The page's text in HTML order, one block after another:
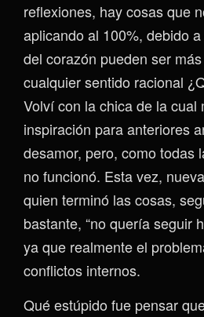
reflexiones, hay cosas que
aplicando al 100%, debido
del corazón pueden ser
cualquier sentido racional
Volví con la chica de la cual
inspiración para anteriores
desamor, pero, como todas
no funcionó. Esta vez,
quien terminó las cosas,
bastante, “no quería seguir
ya que realmente el
conflictos internos.
Qué estúpido fue pensar